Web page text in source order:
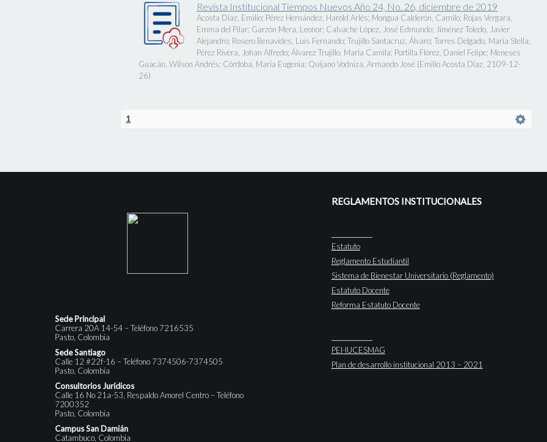
Revista Institucional Tiempos Nuevos Año 24, No. 26, diciembre de 2019
Acosta Díaz, Emilio; Pérez Hernández, Harold Arlés; Mongua Calderón, Camilo; Rojas Vergara,
Emma del Pilar; Garzón Mera, Leonor; Calvache López, José Edmundo; Jiménez Toledo, Javier
Alejandro; Rosero Benavides, Luis Fernando; Trujillo Santacruz, Álvaro; Torres Delgado, María Stella;
Pérez Rivera, Johan Alfredo; Álvarez Trujillo, María Camila; Portilla Flórez, Daniel Felipe; Meneses
Guacán, Wilson Andrés; Córdoba, María Eugenia; Quijano Vodniza, Armando José (Emilio Acosta Díaz 2109-12-
26)
1
Sede Principal
Carrera 20A 14-54 – Teléfono 7216535
Pasto, Colombia
Sede Santiago
Calle 12 #22f-16 – Teléfono 7374506-7374505
Pasto, Colombia
Consultorios Jurídicos
Calle 16 No 21a-53, Respaldo Amorel Centro – Teléfono
7200352
Pasto, Colombia
Campus San Damián
Catambuco, Colombia
REGLAMENTOS INSTITUCIONALES
Estatuto
Reglamento Estudiantil
Sistema de Bienestar Universitario (Reglamento)
Estatuto Docente
Reforma Estatuto Docente
PEI-IUCESMAG
Plan de desarrollo institucional 2013 – 2021